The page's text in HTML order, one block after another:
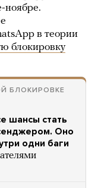
ноябре.
в теории
блокировку
БЛОКИРОВКЕ
шансы стать
Оно
одни баги